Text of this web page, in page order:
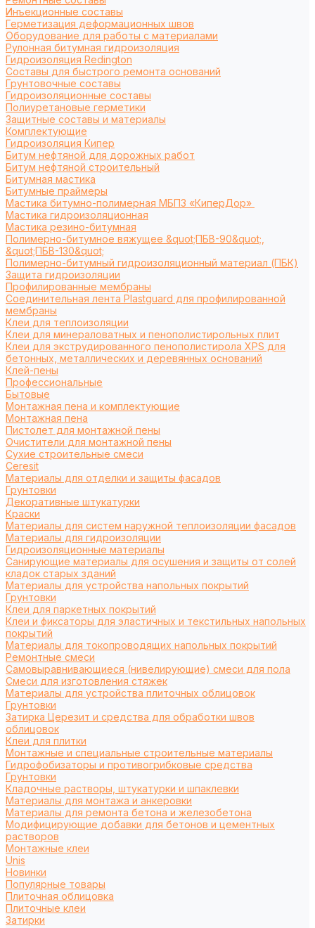
Инъекционные составы
Герметизация деформационных швов
Оборудование для работы с материалами
Рулонная битумная гидроизоляция
Гидроизоляция Redington
Составы для быстрого ремонта оснований
Грунтовочные составы
Гидроизоляционные составы
Полиуретановые герметики
Защитные составы и материалы
Комплектующие
Гидроизоляция Кипер
Битум нефтяной для дорожных работ
Битум нефтяной строительный
Битумная мастика
Битумные праймеры
Мастика битумно-полимерная МБПЗ «КиперДор»
Мастика гидроизоляционная
Мастика резино-битумная
Полимерно-битумное вяжущее &quot;ПБВ-90&quot;,
&quot;ПБВ-130&quot;
Полимерно-битумный гидроизоляционный материал (ПБК)
Защита гидроизоляции
Профилированные мембраны
Соединительная лента Plastguard для профилированной
мембраны
Клеи для теплоизоляции
Клеи для минераловатных и пенополистирольных плит
Клеи для экструдированного пенополистирола XPS для
бетонных, металлических и деревянных оснований
Клей-пены
Профессиональные
Бытовые
Монтажная пена и комплектующие
Монтажная пена
Пистолет для монтажной пены
Очистители для монтажной пены
Сухие строительные смеси
Ceresit
Материалы для отделки и защиты фасадов
Грунтовки
Декоративные штукатурки
Краски
Материалы для систем наружной теплоизоляции фасадов
Материалы для гидроизоляции
Гидроизоляционные материалы
Санирующие материалы для осушения и защиты от солей
кладок старых зданий
Материалы для устройства напольных покрытий
Грунтовки
Клеи для паркетных покрытий
Клеи и фиксаторы для эластичных и текстильных напольных
покрытий
Материалы для токопроводящих напольных покрытий
Ремонтные смеси
Самовыравнивающиеся (нивелирующие) смеси для пола
Смеси для изготовления стяжек
Материалы для устройства плиточных облицовок
Грунтовки
Затирка Церезит и средства для обработки швов
облицовок
Клеи для плитки
Монтажные и специальные строительные материалы
Гидрофобизаторы и противогрибковые средства
Грунтовки
Кладочные растворы, штукатурки и шпаклевки
Материалы для монтажа и анкеровки
Материалы для ремонта бетона и железобетона
Модифицирующие добавки для бетонов и цементных
растворов
Монтажные клеи
Unis
Новинки
Популярные товары
Плиточная облицовка
Плиточные клеи
Затирки